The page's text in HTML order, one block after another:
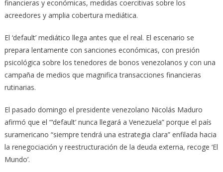
financieras y económicas, medidas coercitivas sobre los
acreedores y amplia cobertura mediática.
El ‘default’ mediático llega antes que el real. El escenario se
prepara lentamente con sanciones económicas, con presión
psicológica sobre los tenedores de bonos venezolanos y con una
campaña de medios que magnifica transacciones financieras
rutinarias.
El pasado domingo el presidente venezolano Nicolás Maduro
afirmó que el “‘default’ nunca llegará a Venezuela” porque el país
suramericano “siempre tendrá una estrategia clara” enfilada hacia
la renegociación y reestructuración de la deuda externa, recoge ‘El
Mundo’.